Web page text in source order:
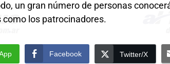
un gran número de personas
como los patrocinadores.
Facebook Twitter/X